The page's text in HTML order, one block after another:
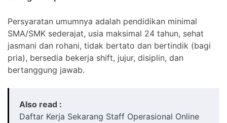
Persyaratan umumnya adalah pendidikan minimal
SMA/SMK sederajat, usia maksimal 24 tahun, sehat
jasmani dan rohani, tidak bertato dan bertindik (bagi
pria), bersedia bekerja shift, jujur, disiplin, dan
bertanggung jawab.
Also read :
Daftar Kerja Sekarang Staff Operasional Online